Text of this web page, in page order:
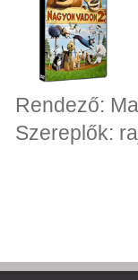
Rendező:
Szereplők: